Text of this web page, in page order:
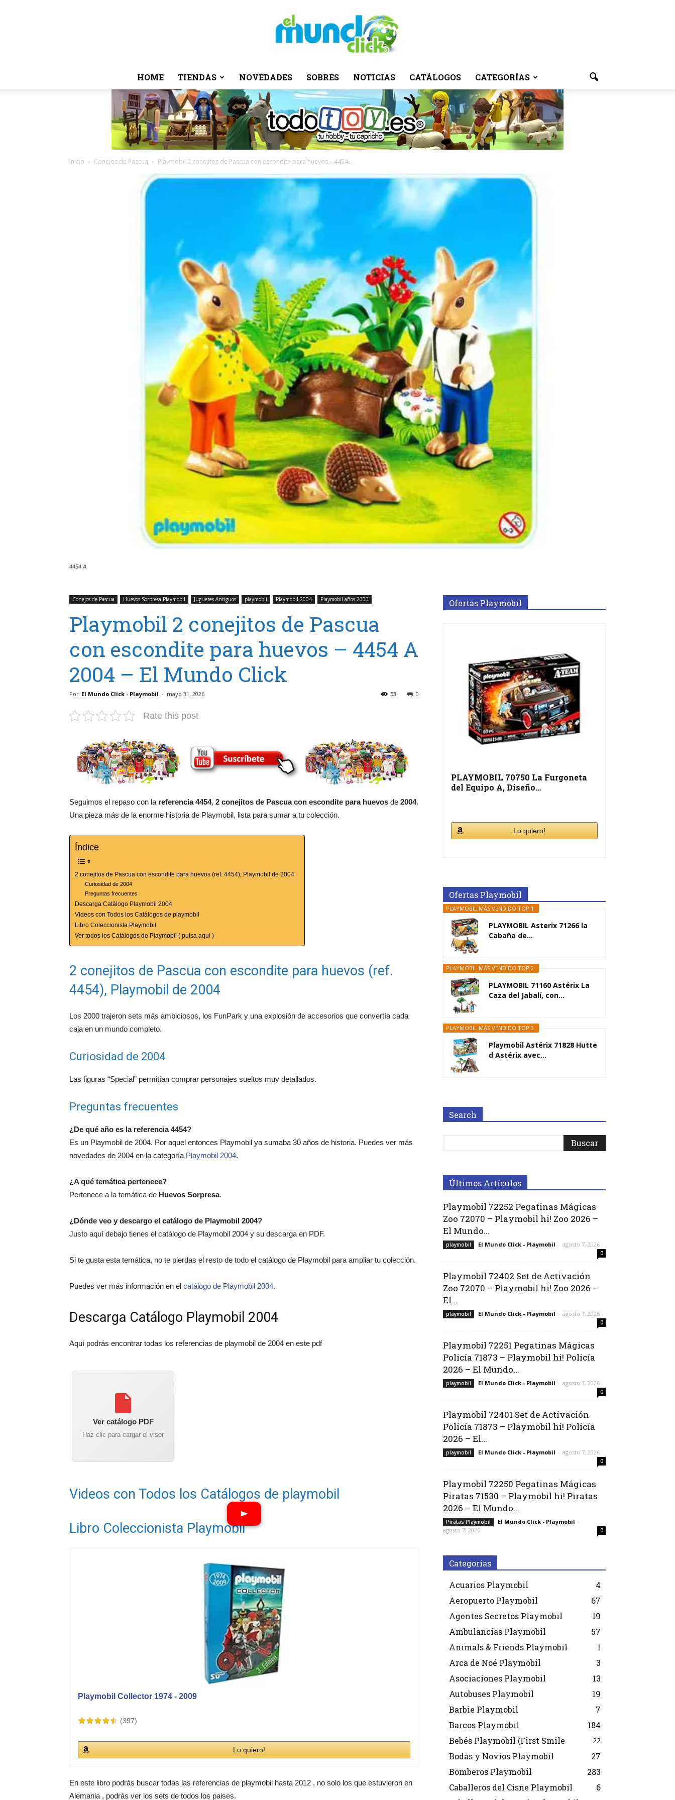
El
HOME TIENDAS NOVEDADES SOBRES NOTICIAS CATÁLOGOS CATEGORÍAS
Inicio Conejos de Pascua Playmobil 2 conejitos de Pascua con escondite para huevos – 4454...
4454 A
Conejos de Pascua Huevos Sorpresa Playmobil Juguetes Antiguos playmobil Playmobil 2004 Playmobil años 2000
Playmobil 2 conejitos de Pascua
con escondite para huevos – 4454 A
2004 – El Mundo Click
Por El Mundo Click - Playmobil - mayo 31, 2026 0
53
Rate this post
Seguimos el repaso con la referencia 4454, 2 conejitos de Pascua con escondite para huevos de 2004.
Una pieza más de la enorme historia de Playmobil, lista para sumar a tu colección.
Índice
2 conejitos de Pascua con escondite para huevos (ref. 4454), Playmobil de 2004
Curiosidad de 2004
Preguntas frecuentes
Descarga Catálogo Playmobil 2004
Videos con Todos los Catálogos de playmobil
Libro Coleccionista Playmobil
Ver todos los Catálogos de Playmobil ( pulsa aquí )
2 conejitos de Pascua con escondite para huevos (ref.
4454), Playmobil de 2004
Los 2000 trajeron sets más ambiciosos, los FunPark y una explosión de accesorios que convertía cada
caja en un mundo completo.
Curiosidad de 2004
Las figuras “Special” permitían comprar personajes sueltos muy detallados.
Preguntas frecuentes
¿De qué año es la referencia 4454?
Es un Playmobil de 2004. Por aquel entonces Playmobil ya sumaba 30 años de historia. Puedes ver más
novedades de 2004 en la categoría Playmobil 2004.
¿A qué temática pertenece?
Pertenece a la temática de Huevos Sorpresa.
¿Dónde veo y descargo el catálogo de Playmobil 2004?
Justo aquí debajo tienes el catálogo de Playmobil 2004 y su descarga en PDF.
Si te gusta esta temática, no te pierdas el resto de todo el catálogo de Playmobil para ampliar tu colección.
Puedes ver más información en el catálogo de Playmobil 2004.
Descarga Catálogo Playmobil 2004
Aquí podrás encontrar todas los referencias de playmobil de 2004 en este pdf
Ver catálogo PDF
Haz clic para cargar el visor
Videos con Todos los Catálogos de playmobil
Libro Coleccionista Playmobil
Playmobil Collector 1974 - 2009
(397)
Lo quiero!
En este libro podrás buscar todas las referencias de playmobil hasta 2012 , no solo los que estuvieron en
Alemania , podrás ver los sets de todos los paises.
Ofertas Playmobil
PLAYMOBIL 70750 La Furgoneta
del Equipo A, Diseño…
Lo quiero!
Ofertas Playmobil
PLAYMOBIL MÁS VENDIDO TOP 1
PLAYMOBIL Asterix 71266 la
Cabaña de...
PLAYMOBIL MÁS VENDIDO TOP 2
PLAYMOBIL 71160 Astérix La
Caza del Jabalí, con...
PLAYMOBIL MÁS VENDIDO TOP 3
Playmobil Astérix 71828 Hutte
d Astérix avec...
Search
Últimos Artículos
Playmobil 72252 Pegatinas Mágicas
Zoo 72070 – Playmobil hi! Zoo 2026 –
El Mundo...
playmobil El Mundo Click - Playmobil - agosto 7, 2026
0
Playmobil 72402 Set de Activación
Zoo 72070 – Playmobil hi! Zoo 2026 –
El...
playmobil El Mundo Click - Playmobil - agosto 7, 2026
0
Playmobil 72251 Pegatinas Mágicas
Policía 71873 – Playmobil hi! Policía
2026 – El Mundo...
playmobil El Mundo Click - Playmobil - agosto 7, 2026
0
Playmobil 72401 Set de Activación
Policía 71873 – Playmobil hi! Policía
2026 – El...
playmobil El Mundo Click - Playmobil - agosto 7, 2026
0
Playmobil 72250 Pegatinas Mágicas
Piratas 71530 – Playmobil hi! Piratas
2026 – El Mundo...
Piratas Playmobil El Mundo Click - Playmobil -
agosto 7, 2026
0
Categorias
Acuarios Playmobil
4
Aeropuerto Playmobil
67
Agentes Secretos Playmobil
19
Ambulancias Playmobil
57
Animals & Friends Playmobil
1
Arca de Noé Playmobil
3
Asociaciones Playmobil
13
Autobuses Playmobil
19
Barbie Playmobil
7
Barcos Playmobil
184
Bebés Playmobil (First Smile
22
Bodas y Novios Playmobil
27
Bomberos Playmobil
283
Caballeros del Cisne Playmobil
6